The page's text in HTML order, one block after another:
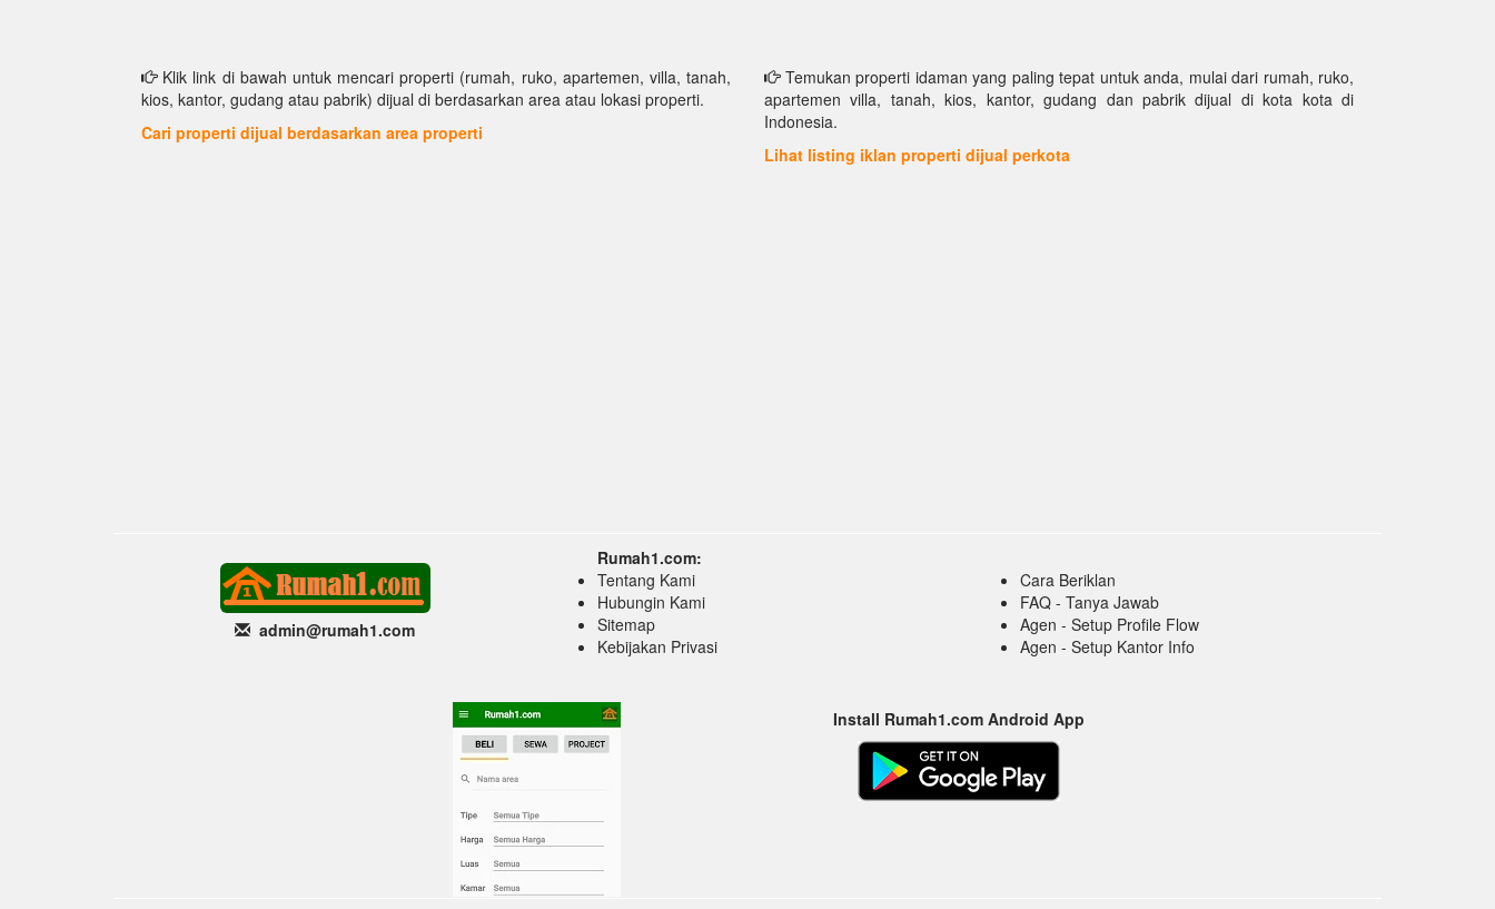
Klik link di bawah untuk mencari properti (rumah, ruko, apartemen, villa, tanah,
kios, kantor, gudang atau pabrik) dijual di berdasarkan area atau lokasi properti.
Cari properti dijual berdasarkan area properti
Temukan properti idaman yang paling tepat untuk anda, mulai dari rumah, ruko,
apartemen villa, tanah, kios, kantor, gudang dan pabrik dijual di kota kota di
Indonesia.
Lihat listing iklan properti dijual perkota
admin@rumah1.com
Rumah1.com:
Tentang Kami
Hubungin Kami
Sitemap
Kebijakan Privasi
Cara Beriklan
FAQ - Tanya Jawab
Agen - Setup Profile Flow
Agen - Setup Kantor Info
Install Rumah1.com Android App